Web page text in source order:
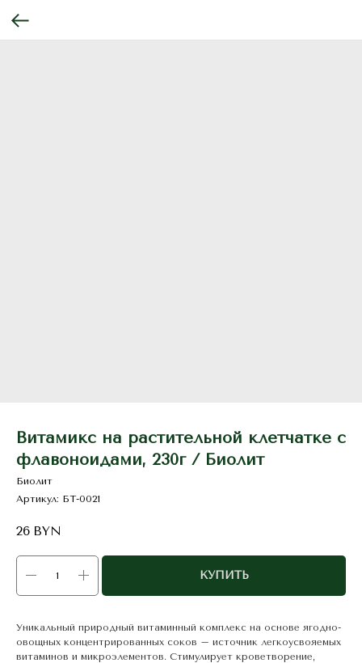
Витамикс на растительной клетчатке с
флавоноидами, 230г / Биолит
Биолит
Артикул: БТ-0021
26 BYN
КУПИТЬ
Уникальный природный витаминный комплекс на основе ягодно-
овощных концентрированных соков – источник легкоусвояемых
витаминов и микроэлементов. Стимулирует кроветворение,